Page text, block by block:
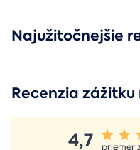
Najužitočnejšie
Recenzia zážitku
4,7
priemer